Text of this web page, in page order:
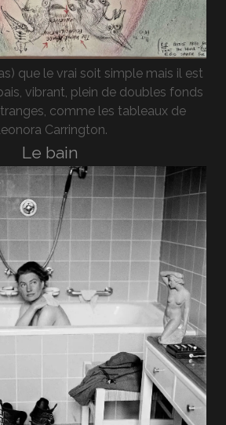
que le vrai soit simple mais il est
vibrant, plein de doubles fonds
comme les tableaux de
Carrington.
Le bain